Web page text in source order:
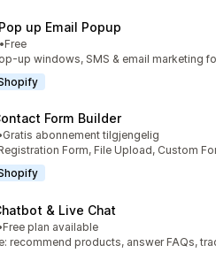
up Email Popup
•Free
up windows, SMS & email marketing
Form Builder
Gratis abonnement tilgjengelig
Form, File Upload, Custom
& Live Chat
Free plan available
recommend products, answer FAQs,